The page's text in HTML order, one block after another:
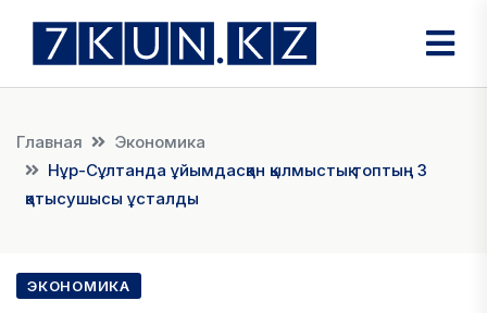
Главная
Экономика
Нұр-Сұлтанда ұйымдасқан қылмыстық топтың 3
қатысушысы ұсталды
ЭКОНОМИКА